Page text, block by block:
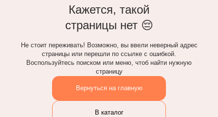
Кажется, такой
страницы нет 😔
Не стоит переживать! Возможно, вы ввели неверный адрес
страницы или перешли по ссылке с ошибкой.
Воспользуйтесь поиском или меню, чтоб найти нужную
страницу
Вернуться на главную
В каталог